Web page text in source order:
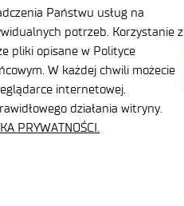
Państwu usług na
potrzeb. Korzystanie z
pliki opisane w Polityce
W każdej chwili możecie
internetowej.
działania witryny.
PRYWATNOŚCI.
DO LISTY OFERT